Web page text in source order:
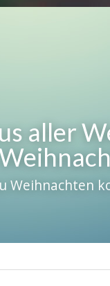
aller
Weihnachten